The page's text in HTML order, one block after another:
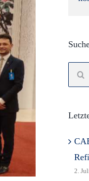
Search
for:
2.